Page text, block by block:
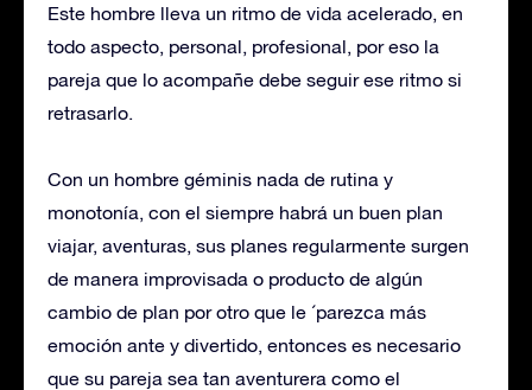
Este hombre lleva un ritmo de vida acelerado, en
todo aspecto, personal, profesional, por eso la
pareja que lo acompañe debe seguir ese ritmo si
retrasarlo.
Con un hombre géminis nada de rutina y
monotonía, con el siempre habrá un buen plan
viajar, aventuras, sus planes regularmente surgen
de manera improvisada o producto de algún
cambio de plan por otro que le ´parezca más
emoción ante y divertido, entonces es necesario
que su pareja sea tan aventurera como el